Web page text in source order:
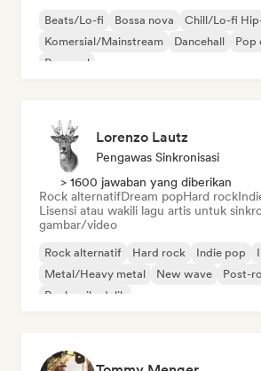
Beats/Lo-fi Bossa nova
Chill/Lo-fi
Komersial/Mainstream
Dancehall Pop
Pop soul
Lorenzo Lautz
Pengawas Sinkronisasi
> 1600 jawaban yang diberikan
Rock alternatifDream popHard rock
Lisensi atau wakili lagu artis untuk
gambar/video
Rock alternatif Hard rock Indie pop
Metal/Heavy metal
New wave
Post-
Rock psikedelik